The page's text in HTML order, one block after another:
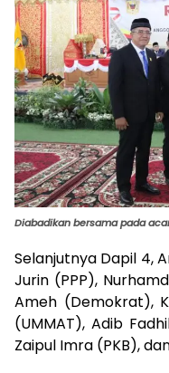
Diabadikan bersama pada
Selanjutnya Dapil 4,
Jurin (PPP),
Ameh (Demokrat),
(UMMAT), Adib
Zaipul Imra (PKB),